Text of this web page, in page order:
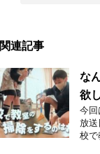
関連記事
な
欲
今
放送
校